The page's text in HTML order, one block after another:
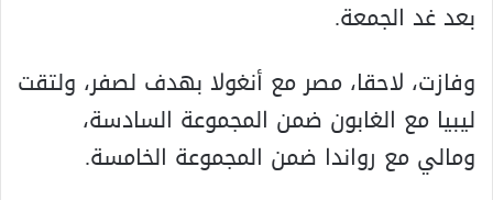
بعد غد الجمعة.
وفازت، لاحقا، مصر مع أنغولا بهدف لصفر، ولتقت
ليبيا مع الغابون ضمن المجموعة السادسة،
ومالي مع رواندا ضمن المجموعة الخامسة.